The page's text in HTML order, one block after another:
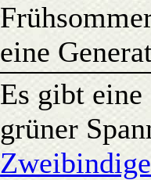
eine
Es gibt
grüner